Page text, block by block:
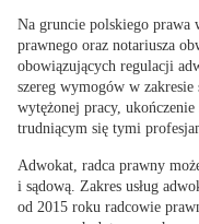
Na gruncie polskiego prawa
prawnego oraz notariusza
obowiązujących regulacji
szereg wymogów w zakresie
wytężonej pracy,
trudniącym się tymi
Adwokat, radca prawny
i sądową. Zakres usług
od 2015 roku radcowie